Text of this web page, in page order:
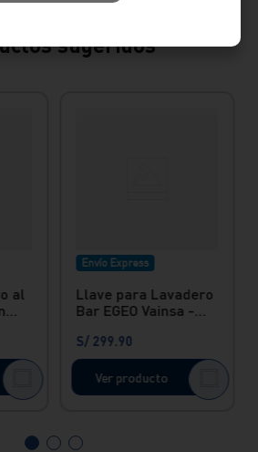
sugeridos
al
Envío Express
Llave para Lavadero
Bar EGEO Vainsa -
Flexible
S/ 299.90
Ver producto